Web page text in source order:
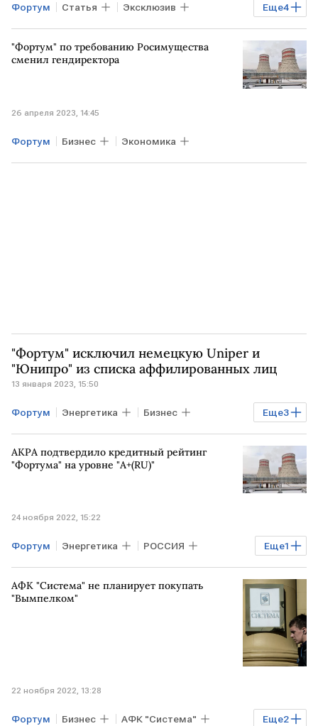
Еще4
Фортум Статья Эксклюзив
Финансы Экономика юнипро
заморозка активов
"Фортум" по требованию Росимущества
сменил гендиректора
26 апреля 2023, 14:45
Фортум Бизнес Экономика
"Фортум" исключил немецкую Uniper и
"Юнипро" из списка аффилированных лиц
13 января 2023, 15:50
Еще3
Фортум Энергетика Бизнес
РОССИЯ Uniper юнипро
АКРА подтвердило кредитный рейтинг
"Фортума" на уровне "A+(RU)"
24 ноября 2022, 15:22
Еще1
Фортум Энергетика РОССИЯ
АКРА кредитный рейтинг
АФК "Система" не планирует покупать
"Вымпелком"
22 ноября 2022, 13:28
Еще2
Фортум Бизнес АФК "Система"